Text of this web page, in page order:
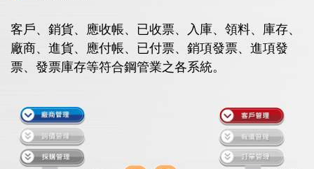
客戶、銷貨、應收帳、已收票、入庫、領料、庫存、
廠商、進貨、應付帳、已付票、銷項發票、進項發
票、發票庫存等符合鋼管業之各系統。